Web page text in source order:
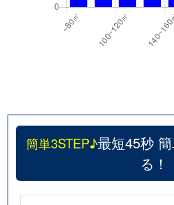
簡単3STEP♪最短45秒
る！